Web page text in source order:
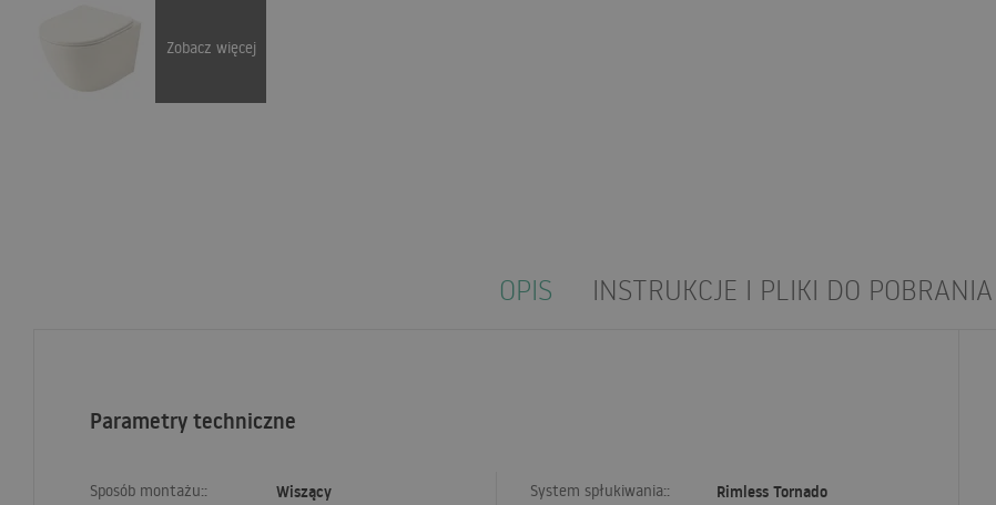
Zobacz więcej
OPIS INSTRUKCJE I PLIKI DO POBRANIA
Parametry techniczne
Sposób montażu:: Wiszący System spłukiwania:: Rimless Tornado